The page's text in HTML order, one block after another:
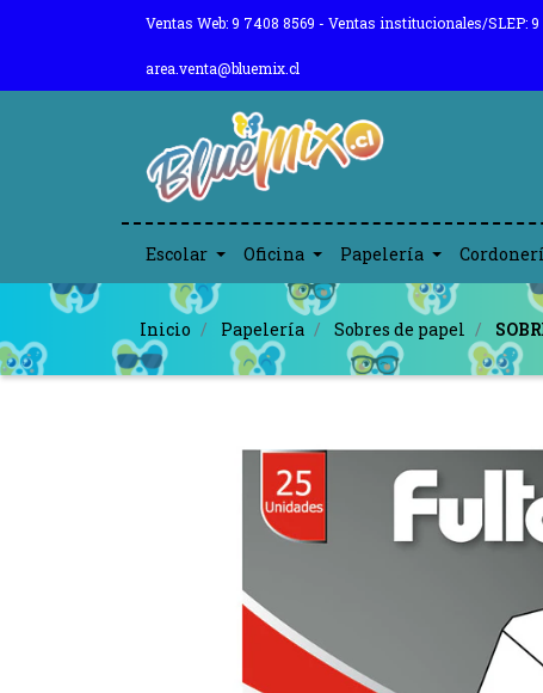
Ventas Web: 9 7408 8569 - Ventas institucionales/SLEP:
area.venta@bluemix.cl
Escolar Oficina Papelería
Inicio Papelería Sobres de papel